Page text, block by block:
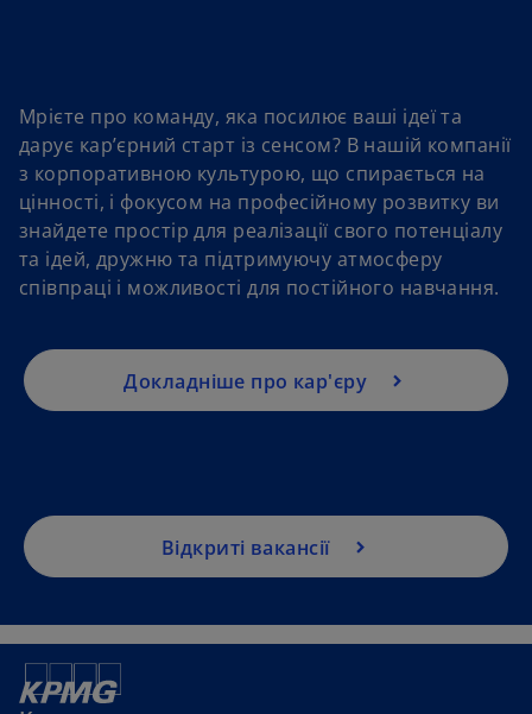
Мрієте про команду, яка посилює ваші ідеї та
дарує кар’єрний старт із сенсом? В нашій компанії
з корпоративною культурою, що спирається на
цінності, і фокусом на професійному розвитку ви
знайдете простір для реалізації свого потенціалу
та ідей, дружню та підтримуючу атмосферу
співпраці і можливості для постійного навчання.
Докладніше про кар'єру
Відкриті вакансії